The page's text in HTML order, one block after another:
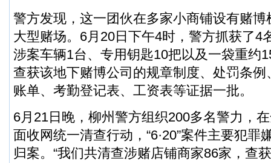
警方发现，这一团伙在多家小商铺设有赌
大型赌场。6月20日下午4时，警方抓获了4
涉案车辆1台、专用钥匙10把以及一袋重约
查获该地下赌博公司的规章制度、处罚条
账单、考勤登记表、工资表等证据一批。
6月21日晚，柳州警方组织200多名警力，
面收网统一清查行动，“6·20”案件主要犯罪
归案。“我们共清查涉赌店铺商家86家，查